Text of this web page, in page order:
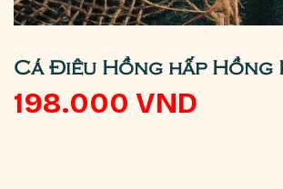
Cá Điêu Hồng hấp Hồng
198.000 VND